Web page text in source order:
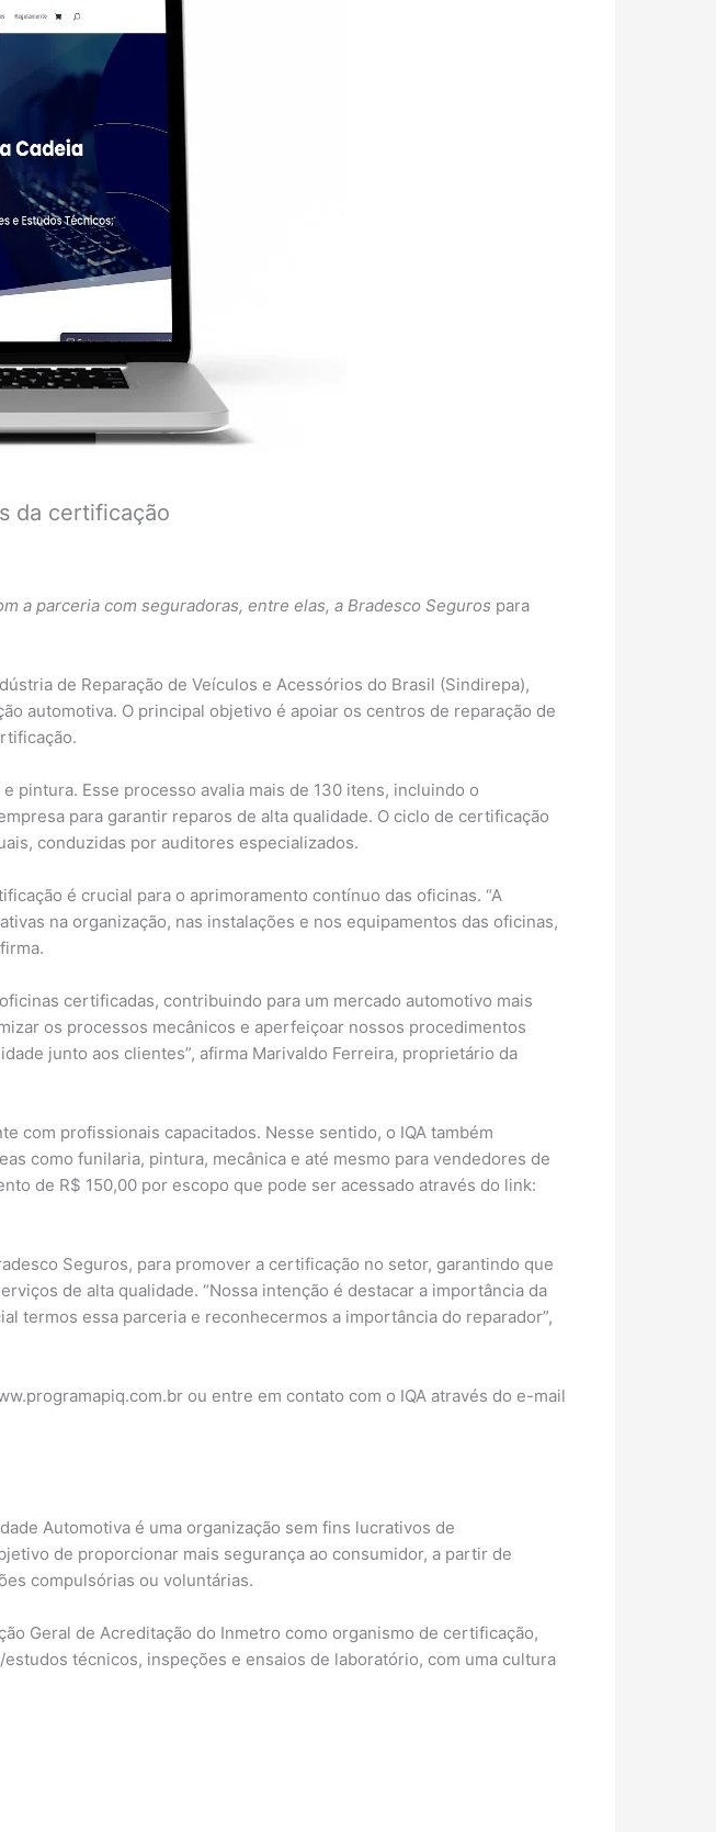
da certificação
a parceria com seguradoras, entre elas, a Bradesco Seguros para
de Reparação de Veículos e Acessórios do Brasil (Sindirepa),
automotiva. O principal objetivo é apoiar os centros de reparação de
pintura. Esse processo avalia mais de 130 itens, incluindo o
para garantir reparos de alta qualidade. O ciclo de certificação
conduzidas por auditores especializados.
é crucial para o aprimoramento contínuo das oficinas. “A
na organização, nas instalações e nos equipamentos das oficinas,
certificadas, contribuindo para um mercado automotivo mais
os processos mecânicos e aperfeiçoar nossos procedimentos
junto aos clientes”, afirma Marivaldo Ferreira, proprietário da
com profissionais capacitados. Nesse sentido, o IQA também
como funilaria, pintura, mecânica e até mesmo para vendedores de
de R$ 150,00 por escopo que pode ser acessado através do link:
Seguros, para promover a certificação no setor, garantindo que
de alta qualidade. “Nossa intenção é destacar a importância da
termos essa parceria e reconhecermos a importância do reparador”,
ou entre em contato com o IQA através do e-mail
Automotiva é uma organização sem fins lucrativos de
de proporcionar mais segurança ao consumidor, a partir de
compulsórias ou voluntárias.
Geral de Acreditação do Inmetro como organismo de certificação,
técnicos, inspeções e ensaios de laboratório, com uma cultura